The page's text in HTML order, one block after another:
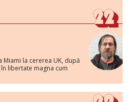
Miami la cererea UK, după
libertate magna cum